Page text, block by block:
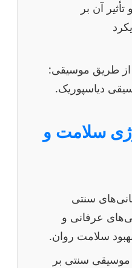
آن بر
از طریق موسیقی:
دیاسپوریک.
سلامت و
سنتی
عرفانی و
سلامت روان.
موسیقی سنتی بر